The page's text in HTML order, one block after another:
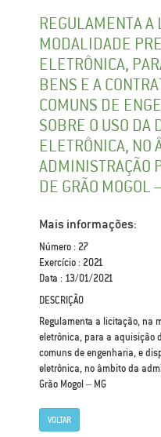
REGULAMENTA A
MODALIDADE
ELETRÔNICA,
BENS E A
COMUNS DE
SOBRE O USO DA
ELETRÔNICA, NO
ADMINISTRAÇÃO
DE GRÃO MOGOL
Mais informações:
Número : 27
Exercício : 2021
Data : 13/01/2021
DESCRIÇÃO
Regulamenta a licitação, na
eletrônica, para a aquisição
comuns de engenharia, e
eletrônica, no âmbito da
Grão Mogol – MG
VOLTAR